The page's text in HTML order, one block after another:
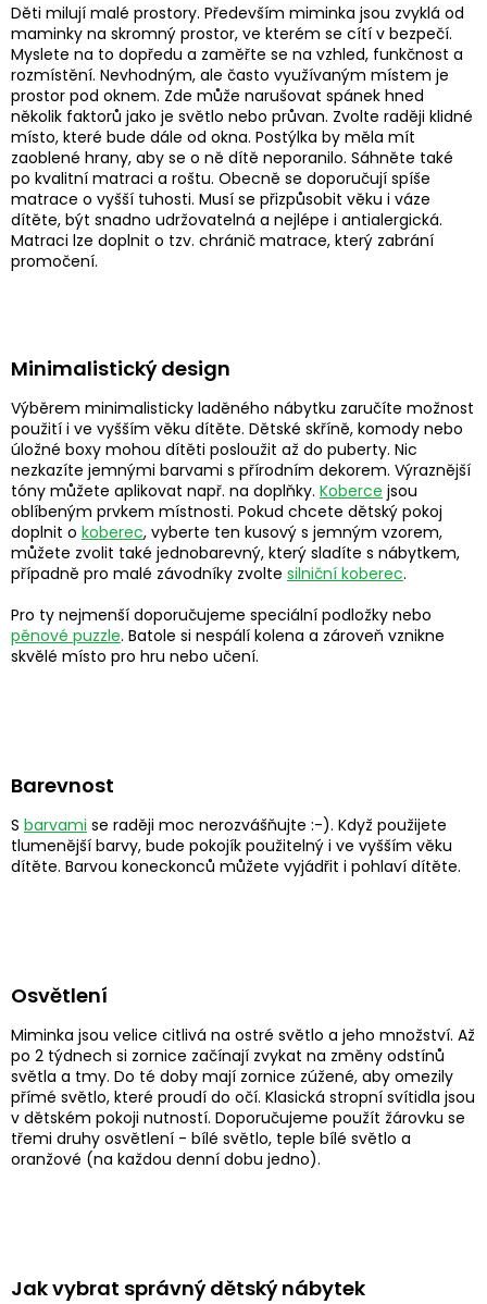
Děti milují malé prostory. Především miminka jsou zvyklá od
maminky na skromný prostor, ve kterém se cítí v bezpečí.
Myslete na to dopředu a zaměřte se na vzhled, funkčnost a
rozmístění. Nevhodným, ale často využívaným místem je
prostor pod oknem. Zde může narušovat spánek hned
několik faktorů jako je světlo nebo průvan. Zvolte raději klidné
místo, které bude dále od okna. Postýlka by měla mít
zaoblené hrany, aby se o ně dítě neporanilo. Sáhněte také
po kvalitní matraci a roštu. Obecně se doporučují spíše
matrace o vyšší tuhosti. Musí se přizpůsobit věku i váze
dítěte, být snadno udržovatelná a nejlépe i antialergická.
Matraci lze doplnit o tzv. chránič matrace, který zabrání
promočení.
Minimalistický design
Výběrem minimalisticky laděného nábytku zaručíte možnost
použití i ve vyšším věku dítěte. Dětské skříně, komody nebo
úložné boxy mohou dítěti posloužit až do puberty. Nic
nezkazíte jemnými barvami s přírodním dekorem. Výraznější
tóny můžete aplikovat např. na doplňky. Koberce jsou
oblíbeným prvkem místnosti. Pokud chcete dětský pokoj
doplnit o koberec, vyberte ten kusový s jemným vzorem,
můžete zvolit také jednobarevný, který sladíte s nábytkem,
případně pro malé závodníky zvolte silniční koberec.
Pro ty nejmenší doporučujeme speciální podložky nebo
pěnové puzzle. Batole si nespálí kolena a zároveň vznikne
skvělé místo pro hru nebo učení.
Barevnost
S barvami se raději moc nerozvášňujte :-). Když použijete
tlumenější barvy, bude pokojík použitelný i ve vyšším věku
dítěte. Barvou koneckonců můžete vyjádřit i pohlaví dítěte.
Osvětlení
Miminka jsou velice citlivá na ostré světlo a jeho množství. Až
po 2 týdnech si zornice začínají zvykat na změny odstínů
světla a tmy. Do té doby mají zornice zúžené, aby omezily
přímé světlo, které proudí do očí. Klasická stropní svítidla jsou
v dětském pokoji nutností. Doporučujeme použít žárovku se
třemi druhy osvětlení - bílé světlo, teple bílé světlo a
oranžové (na každou denní dobu jedno).
Jak vybrat správný dětský nábytek